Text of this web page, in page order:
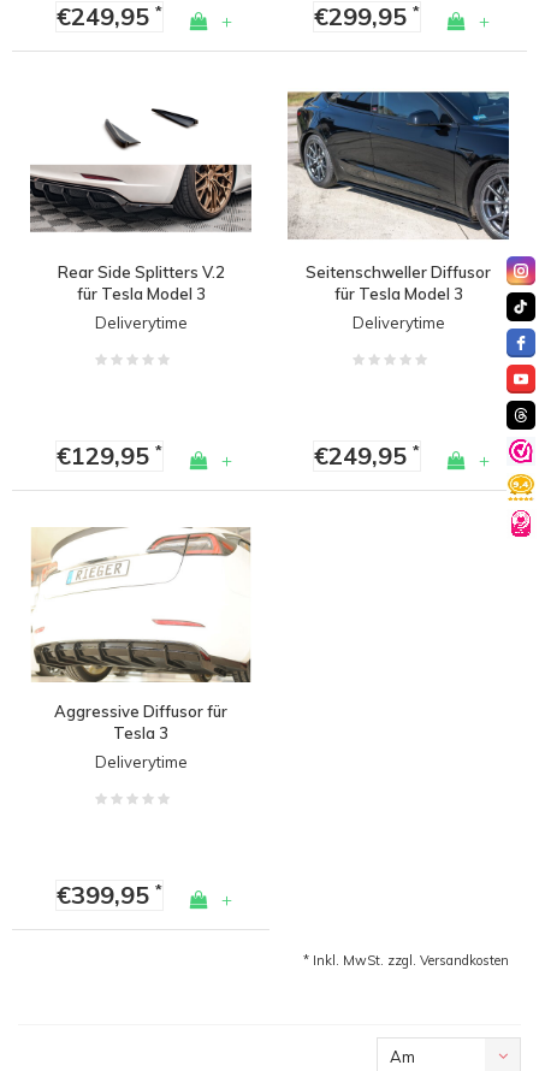
€249,95* + €299,95* +
Rear Side Splitters V.2
für Tesla Model 3
Deliverytime
€129,95* +
Seitenschweller Diffusor
für Tesla Model 3
Deliverytime
€249,95* +
Aggressive Diffusor für
Tesla 3
Deliverytime
€399,95* +
* Inkl. MwSt. zzgl. Versandkosten
Am